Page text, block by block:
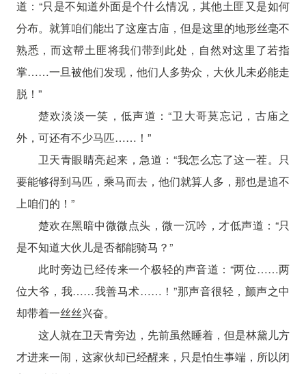
道：“只是不知道外面是个什么情况，其他土匪又是如何
分布。就算咱们能出了这座古庙，但是这里的地形丝毫不
熟悉，而这帮土匪将我们带到此处，自然对这里了若指
掌……一旦被他们发现，他们人多势众，大伙儿未必能走
脱！”
楚欢淡淡一笑，低声道：“卫大哥莫忘记，古庙之
外，可还有不少马匹……！”
卫天青眼睛亮起来，急道：“我怎么忘了这一茬。只
要能够得到马匹，乘马而去，他们就算人多，那也是追不
上咱们的！”
楚欢在黑暗中微微点头，微一沉吟，才低声道：“只
是不知道大伙儿是否都能骑马？”
此时旁边已经传来一个极轻的声音道：“两位……两
位大爷，我……我善马术……！”那声音很轻，颤声之中
却带着一丝丝兴奋。
这人就在卫天青旁边，先前虽然睡着，但是林黛儿方
才进来一闹，这家伙却已经醒来，只是怕生事端，所以闭